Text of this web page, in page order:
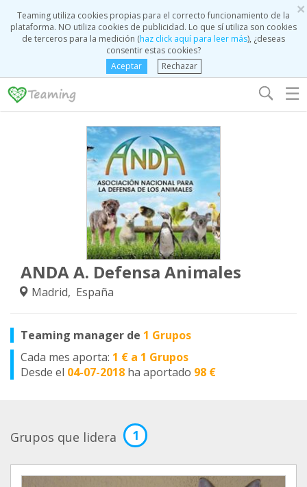
×
Teaming utiliza cookies propias para el correcto funcionamiento de la
plataforma. NO utiliza cookies de publicidad. Lo que sí utiliza son cookies
de terceros para la medición (haz click aquí para leer más), ¿deseas
consentir estas cookies?
Aceptar
Rechazar
☰
ANDA A. Defensa Animales
Madrid, España
Teaming manager de 1 Grupos
Cada mes aporta: 1 € a 1 Grupos
Desde el 04-07-2018 ha aportado 98 €
Grupos que lidera 1